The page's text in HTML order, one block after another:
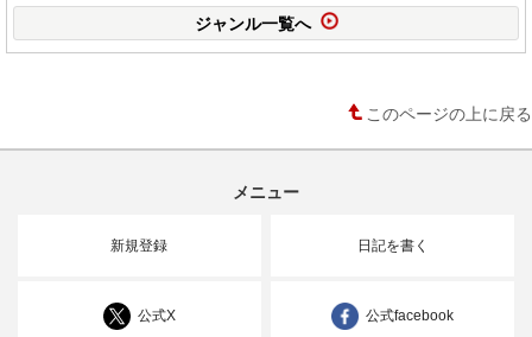
ジャンル一覧へ
このページの上に戻る
メニュー
新規登録 日記を書く
公式X 公式facebook